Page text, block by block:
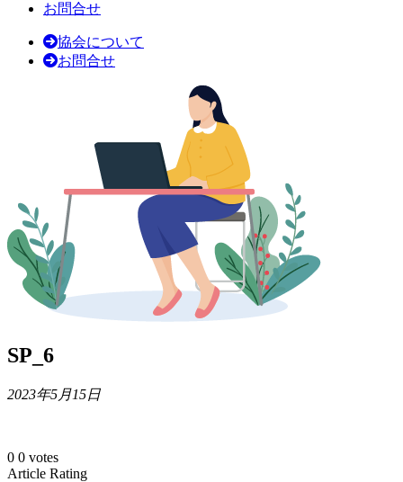
お問合せ
協会について
お問合せ
SP_6
2023年5月15日
0 0 votes
Article Rating